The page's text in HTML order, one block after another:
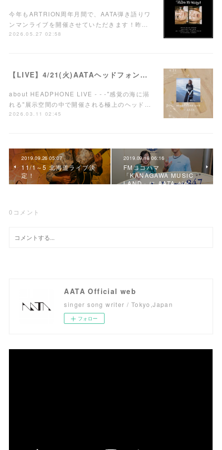
今年もARTRION周年月間で、AATA弾き語りワ
ンマンライブを開催させていただきます！昨…
2026.05.27 02:58
【LIVE】4/21(火)AATAヘッドフォンワンマンライブ開催！
about HEADPHONE LIVE - - -"感覚の海に溺
れる"展示空間の中で開催される極上のヘッド…
2026.03.11 02:45
2019.09.26 05:07
11/1～5 北海道ライブ決
定！
2019.09.18 06:16
FMヨコハマ
「KANAGAWA MUSIC
LAND」に AATA がゲ…
0 コメント
AATA Official web
singer song writer / Tokyo,Japan
フォロー